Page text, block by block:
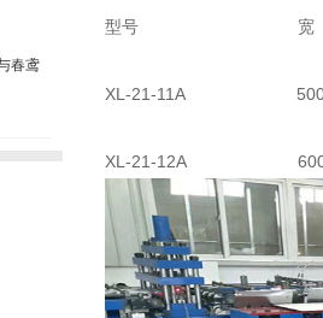
春鸢
型号 宽
XL-21-11A
XL-21-12A